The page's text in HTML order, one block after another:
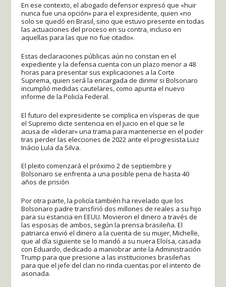
En ese contexto, el abogado defensor expresó que «huir
nunca fue una opción» para el expresidente, quien «no
solo se quedó en Brasil, sino que estuvo presente en todas
las actuaciones del proceso en su contra, incluso en
aquellas para las que no fue citado».
Estas declaraciones públicas aún no constan en el
expediente y la defensa cuenta con un plazo menor a 48
horas para presentar sus explicaciones a la Corte
Suprema, quien será la encargada de dirimir si Bolsonaro
incumplió medidas cautelares, como apunta el nuevo
informe de la Policía Federal.
El futuro del expresidente se complica en vísperas de que
el Supremo dicte sentencia en el juicio en el que se le
acusa de «liderar» una trama para mantenerse en el poder
tras perder las elecciones de 2022 ante el progresista Luiz
Inácio Lula da Silva.
El pleito comenzará el próximo 2 de septiembre y
Bolsonaro se enfrenta a una posible pena de hasta 40
años de prisión
Por otra parte, la policía también ha revelado que los
Bolsonaro padre transfirió dos millones de reales a su hijo
para su estancia en EEUU. Movieron el dinero a través de
las esposas de ambos, según la prensa brasileña. El
patriarca envió el dinero a la cuenta de su mujer, Michelle,
que al día siguiente se lo mandó a su nuera Eloísa, casada
con Eduardo, dedicado a maniobrar ante la Administración
Trump para que presione a las instituciones brasileñas
para que el jefe del clan no rinda cuentas por el intento de
asonada.